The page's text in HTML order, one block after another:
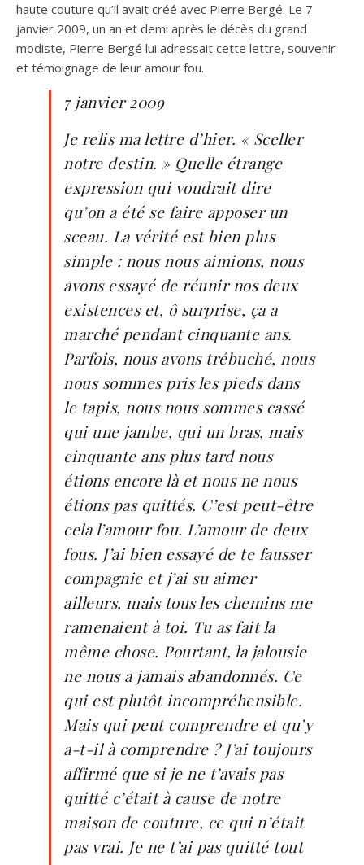
haute couture qu’il avait créé avec Pierre Bergé. Le 7
janvier 2009, un an et demi après le décès du grand
modiste, Pierre Bergé lui adressait cette lettre, souvenir
et témoignage de leur amour fou.
7 janvier 2009
Je relis ma lettre d’hier. « Sceller
notre destin. » Quelle étrange
expression qui voudrait dire
qu’on a été se faire apposer un
sceau. La vérité est bien plus
simple : nous nous aimions, nous
avons essayé de réunir nos deux
existences et, ô surprise, ça a
marché pendant cinquante ans.
Parfois, nous avons trébuché, nous
nous sommes pris les pieds dans
le tapis, nous nous sommes cassé
qui une jambe, qui un bras, mais
cinquante ans plus tard nous
étions encore là et nous ne nous
étions pas quittés. C’est peut-être
cela l’amour fou. L’amour de deux
fous. J’ai bien essayé de te fausser
compagnie et j’ai su aimer
ailleurs, mais tous les chemins me
ramenaient à toi. Tu as fait la
même chose. Pourtant, la jalousie
ne nous a jamais abandonnés. Ce
qui est plutôt incompréhensible.
Mais qui peut comprendre et qu’y
a-t-il à comprendre ? J’ai toujours
affirmé que si je ne t’avais pas
quitté c’était à cause de notre
maison de couture, ce qui n’était
pas vrai. Je ne t’ai pas quitté tout